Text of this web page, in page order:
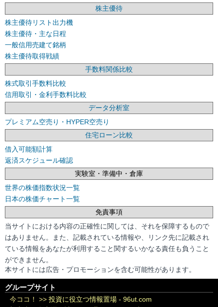
株主優待
株主優待リスト出力機
株主優待・主な日程
一般信用売建て銘柄
株主優待取得戦績
手数料関係比較
株式取引手数料比較
信用取引・金利手数料比較
データ分析室
プレミアム空売り・HYPER空売り
住宅ローン比較
借入可能額計算
返済スケジュール確認
実験室・準備中・倉庫
世界の株価指数状況一覧
日本の株価チャート一覧
免責事項
当サイトにおける内容の正確性に関しては、それを保障するもので
はありません。また、記載されている情報や、リンク先に記載され
ている情報をあなたが利用すること関するいかなる責任も負うこと
ができません。
本サイトには広告・プロモーションを含む可能性があります。
グループサイト
今ココ！ >> 投資に役立つ情報置場 - 96ut.com